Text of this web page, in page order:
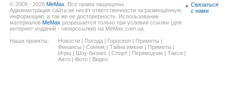
© 2009 - 2026 MeMax . Все права защищены.
Администрация сайта не несёт ответственности за размещённую
информацию, а так же ее достоверность. Использование
материалов MeMax разрешается только при условии ссылки (для
интернет-изданий - гиперссылки) на MeMax.com.ua.
Наши проекты:
Новости | Погода | Гороскоп | Приметы |
Финансы | Сонник | Тайна имени | Приметы |
Игры | Шоу-бизнес | Спорт | Переводчик | Такси |
Авто | Фото | Видео
Связаться
с нами